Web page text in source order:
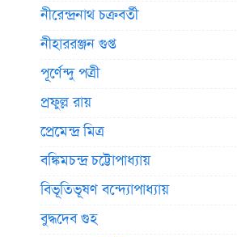
নীরেন্দ্রনাথ চক্রবর্তী
নীহাররঞ্জন গুপ্ত
পূর্ণেন্দু পত্রী
প্রফুল্ল রায়
প্রেমেন্দ্র মিত্র
বঙ্কিমচন্দ্র চট্টোপাধ্যায়
বিভূতিভূষণ বন্দ্যোপাধ্যায়
বুদ্ধদেব গুহ